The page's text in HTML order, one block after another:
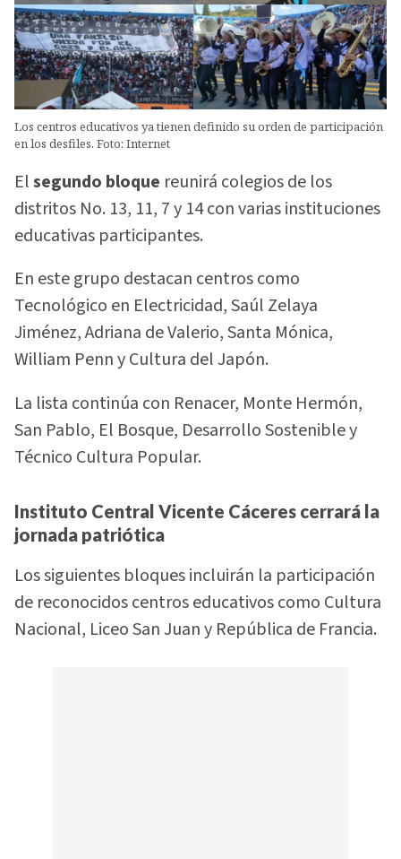
Los centros educativos ya tienen definido su orden de participación
en los desfiles. Foto: Internet
Elsegundo bloque reunirá colegios de los
distritos No. 13, 11, 7 y 14 con varias instituciones
educativas participantes.
En este grupo destacan centros como
Tecnológico en Electricidad, Saúl Zelaya
Jiménez, Adriana de Valerio, Santa Mónica,
William Penn y Cultura del Japón.
La lista continúa con Renacer, Monte Hermón,
San Pablo, El Bosque, Desarrollo Sostenible y
Técnico Cultura Popular.
Instituto Central Vicente Cáceres cerrará la
jornada patriótica
Los siguientes bloques incluirán la participación
de reconocidos centros educativos como Cultura
Nacional, Liceo San Juan y República de Francia.